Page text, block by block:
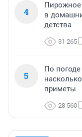
4
Пирожное
в
детства
31 265
5
По
приметы
28 560